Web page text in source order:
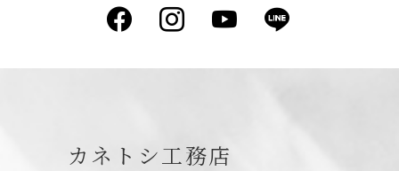
Facebook
Instagram
YouTube
カネトシ工務店